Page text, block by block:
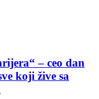
– ceo dan
koji žive sa